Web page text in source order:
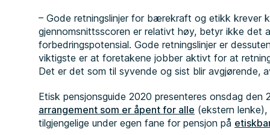
– Gode retningslinjer for bærekraft og etikk krever
gjennomsnittsscoren er relativt høy, betyr ikke det
forbedringspotensial. Gode retningslinjer er
viktigste er at foretakene jobber aktivt for at
Det er det som til syvende og sist blir avgjørende,
Etisk pensjonsguide 2020 presenteres onsdag den
arrangement som er åpent for alle (ekstern
tilgjengelige under egen fane for pensjon på